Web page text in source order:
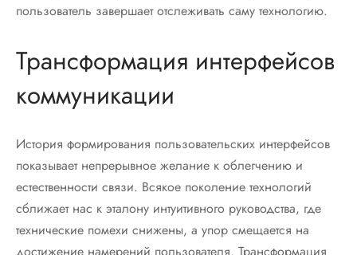
пользователь завершает отслеживать саму технологию.
Трансформация интерфейсов
коммуникации
История формирования пользовательских интерфейсов
показывает непрерывное желание к облегчению и
естественности связи. Всякое поколение технологий
сближает нас к эталону интуитивного руководства, где
технические помехи снижены, а упор смещается на